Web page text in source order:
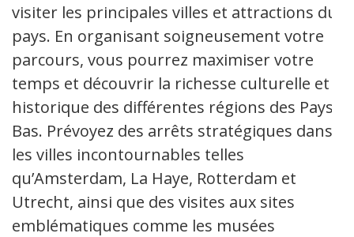
visiter les principales villes et attractions du
pays. En organisant soigneusement votre
parcours, vous pourrez maximiser votre
temps et découvrir la richesse culturelle et
historique des différentes régions des Pays-
Bas. Prévoyez des arrêts stratégiques dans
les villes incontournables telles
qu’Amsterdam, La Haye, Rotterdam et
Utrecht, ainsi que des visites aux sites
emblématiques comme les musées